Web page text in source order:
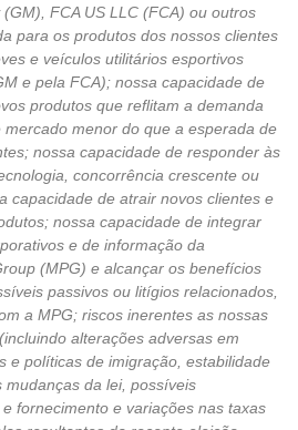
FCA US LLC (FCA) ou outros
para os produtos dos nossos clientes
e veículos utilitários esportivos
e pela FCA); nossa capacidade de
produtos que reflitam a demanda
menor do que a esperada de
nossa capacidade de responder às
concorrência crescente ou
capacidade de atrair novos clientes e
nossa capacidade de integrar
e de informação da
(MPG) e alcançar os benefícios
passivos ou litígios relacionados,
a MPG; riscos inerentes as nossas
alterações adversas em
e políticas de imigração, estabilidade
da lei, possíveis
fornecimento e variações nas taxas